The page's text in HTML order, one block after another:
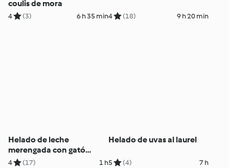
coulis de mora
4 (3) 6 h 35 min4 (18) 9 h 20 min
Helado de leche
merengada con gató
mallorquín
4 (17) 1 h
Helado de uvas al laurel
5 (4) 7 h